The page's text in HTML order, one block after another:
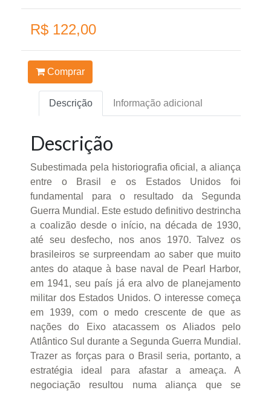
R$ 122,00
Comprar
Descrição Informação adicional
Descrição
Subestimada pela historiografia oficial, a aliança
entre o Brasil e os Estados Unidos foi
fundamental para o resultado da Segunda
Guerra Mundial. Este estudo definitivo destrincha
a coalizão desde o início, na década de 1930,
até seu desfecho, nos anos 1970. Talvez os
brasileiros se surpreendam ao saber que muito
antes do ataque à base naval de Pearl Harbor,
em 1941, seu país já era alvo de planejamento
militar dos Estados Unidos. O interesse começa
em 1939, com o medo crescente de que as
nações do Eixo atacassem os Aliados pelo
Atlântico Sul durante a Segunda Guerra Mundial.
Trazer as forças para o Brasil seria, portanto, a
estratégia ideal para afastar a ameaça. A
negociação resultou numa aliança que se